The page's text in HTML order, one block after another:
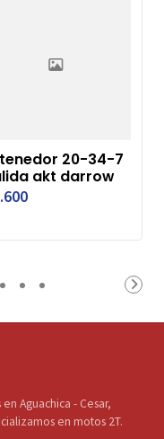
20-34-7
akt darrow
Aguachica - Cesar,
en motos 2T.